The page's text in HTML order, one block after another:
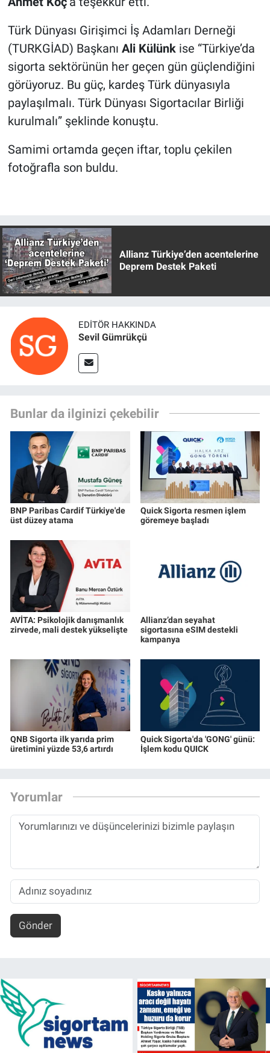
Türk Dünyası Girişimci İş Adamları Derneği
(TURKGİAD) Başkanı Ali Külünk ise “Türkiye’da
sigorta sektörünün her geçen gün güçlendiğini
görüyoruz. Bu güç, kardeş Türk dünyasıyla
paylaşılmalı. Türk Dünyası Sigortacılar Birliği
kurulmalı” şeklinde konuştu.
Samimi ortamda geçen iftar, toplu çekilen
fotoğrafla son buldu.
Allianz Türkiye’den acentelerine
Deprem Destek Paketi
EDITÖR HAKKINDA
Sevil Gümrükçü
Bunlar da ilginizi çekebilir
BNP Paribas Cardif Türkiye'de
üst düzey atama
Quick Sigorta resmen işlem
göremeye başladı
AVİTA: Psikolojik danışmanlık
zirvede, mali destek yükselişte
Allianz’dan seyahat
sigortasına eSIM destekli
kampanya
QNB Sigorta ilk yarıda prim
üretimini yüzde 53,6 artırdı
Quick Sigorta'da 'GONG' günü:
İşlem kodu QUICK
Yorumlar
Gönder